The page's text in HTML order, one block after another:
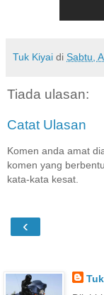
Tuk Kiyai di Sabtu,
Tiada ulasan:
Catat Ulasan
Komen anda amat
komen yang
kata-kata kesat.
‹